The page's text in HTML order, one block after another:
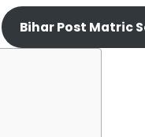
Bihar Post Matric